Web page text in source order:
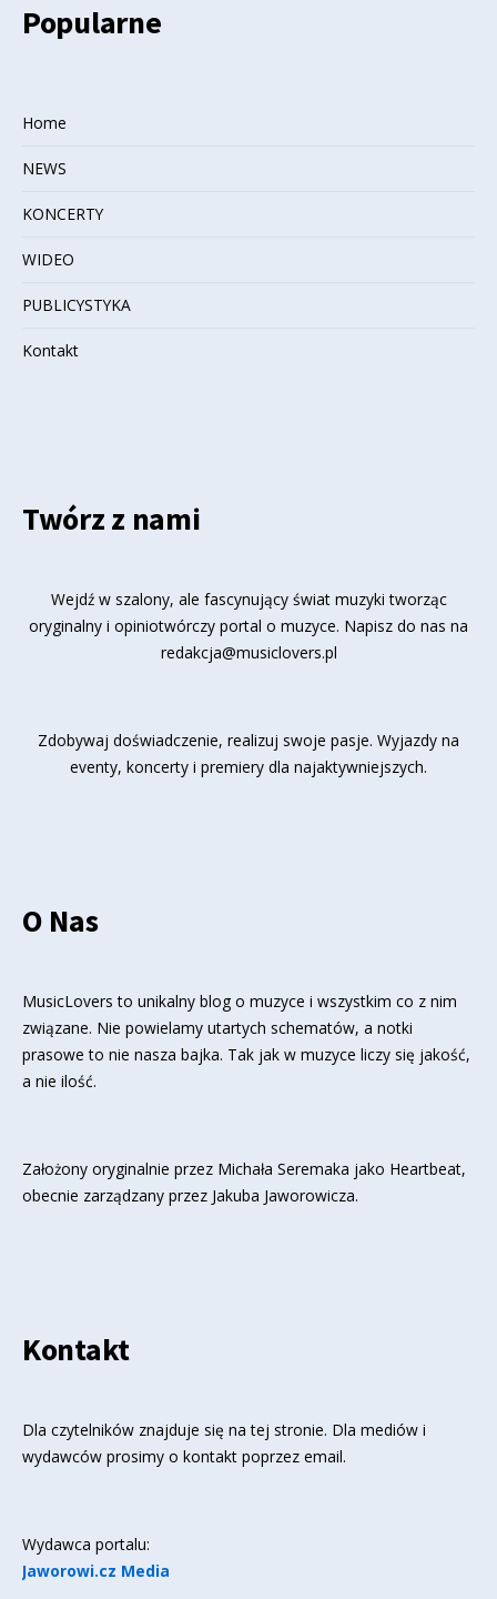
Popularne
Home
NEWS
KONCERTY
WIDEO
PUBLICYSTYKA
Kontakt
Twórz z nami
Wejdź w szalony, ale fascynujący świat muzyki tworząc
oryginalny i opiniotwórczy portal o muzyce. Napisz do nas na
redakcja@musiclovers.pl
Zdobywaj doświadczenie, realizuj swoje pasje. Wyjazdy na
eventy, koncerty i premiery dla najaktywniejszych.
O Nas
MusicLovers to unikalny blog o muzyce i wszystkim co z nim
związane. Nie powielamy utartych schematów, a notki
prasowe to nie nasza bajka. Tak jak w muzyce liczy się jakość,
a nie ilość.
Założony oryginalnie przez Michała Seremaka jako Heartbeat,
obecnie zarządzany przez Jakuba Jaworowicza.
Kontakt
Dla czytelników znajduje się na tej stronie. Dla mediów i
wydawców prosimy o kontakt poprzez email.
Wydawca portalu:
Jaworowi.cz Media